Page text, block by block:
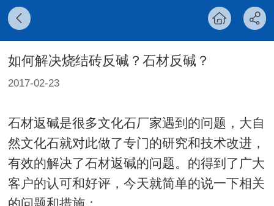
如何解决烧结砖反碱？石材反碱？
2017-02-23
石材返碱是很多文化石厂家遇到的问题，大自
然文化石就对此做了专门的研究和技术改进，
有效的解决了石材返碱的问题。的得到了广大
客户的认可和好评，今天就简单的说一下相关